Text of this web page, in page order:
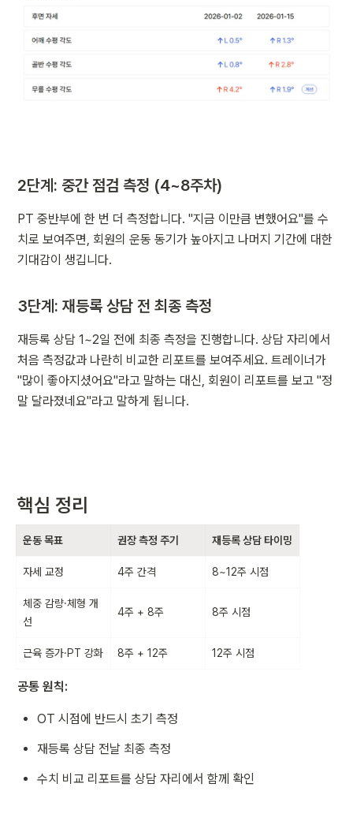
2단계: 중간 점검 측정 (4~8주차)
PT 중반부에 한 번 더 측정합니다. "지금 이만큼 변했어요"를 수
치로 보여주면, 회원의 운동 동기가 높아지고 나머지 기간에 대한
기대감이 생깁니다.
3단계: 재등록 상담 전 최종 측정
재등록 상담 1~2일 전에 최종 측정을 진행합니다. 상담 자리에서
처음 측정값과 나란히 비교한 리포트를 보여주세요. 트레이너가
"많이 좋아지셨어요"라고 말하는 대신, 회원이 리포트를 보고 "정
말 달라졌네요"라고 말하게 됩니다.
핵심 정리
운동 목표 권장 측정 주기 재등록 상담 타이밍
자세 교정 4주 간격 8~12주 시점
체중 감량·체형 개
선
4주 + 8주 8주 시점
근육 증가·PT 강화 8주 + 12주 12주 시점
공통 원칙:
OT 시점에 반드시 초기 측정
재등록 상담 전날 최종 측정
수치 비교 리포트를 상담 자리에서 함께 확인